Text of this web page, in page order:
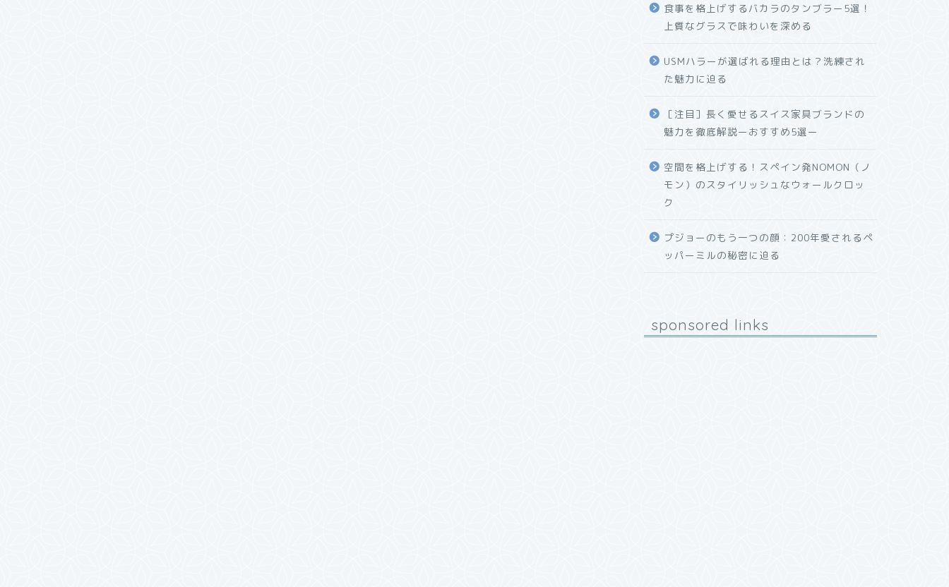
食事を格上げするバカラのタンブラー5選！
上質なグラスで味わいを深める
USMハラーが選ばれる理由とは？洗練され
た魅力に迫る
［注目］長く愛せるスイス家具ブランドの
魅力を徹底解説ーおすすめ5選ー
空間を格上げする！スペイン発NOMON（ノ
モン）のスタイリッシュなウォールクロッ
ク
プジョーのもう一つの顔：200年愛されるペ
ッパーミルの秘密に迫る
sponsored links